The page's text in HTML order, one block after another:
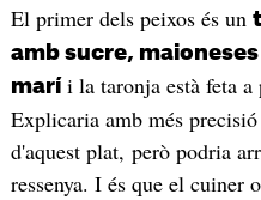
El primer dels peixos és un
amb sucre,
maríi la taronja està feta
Explicaria amb més
d'aquest plat, però podria
ressenya. I és que el cuiner